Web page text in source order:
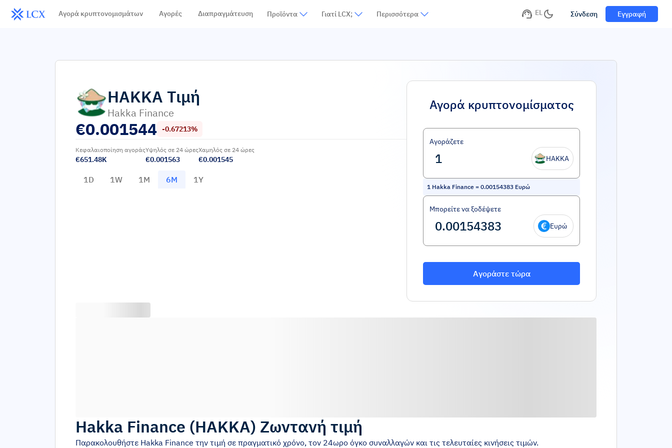
Αγορά κρυπτονομισμάτων Αγορές Διαπραγμάτευση Προϊόντα Γιατί LCX; Περισσότερα EL Σύνδεση Εγγραφή
HAKKA Τιμή
Hakka Finance
€0.001544 -0.67213%
Κεφαλαιοποίηση αγοράς
€651.48K
Υψηλός σε 24 ώρες
€0.001563
Χαμηλός σε 24 ώρες
€0.001545
1D 1W 1M 6M 1Y
Αγορά κρυπτονομίσματος
Αγοράζετε
HAKKA
1 Hakka Finance = 0.00154383 Ευρώ
Μπορείτε να ξοδέψετε
Ευρώ
Αγοράστε τώρα
Hakka Finance (HAKKA) Ζωντανή τιμή
Παρακολουθήστε Hakka Finance την τιμή σε πραγματικό χρόνο, τον 24ωρο όγκο συναλλαγών και τις τελευταίες κινήσεις τιμών.